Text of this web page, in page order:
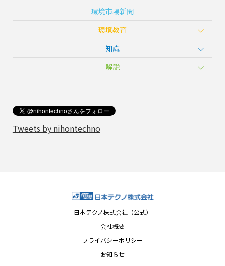
環境市場新聞
環境教育
知識
解説
Tweets by nihontechno
日本テクノ株式会社（公式）
会社概要
プライバシーポリシー
お知らせ